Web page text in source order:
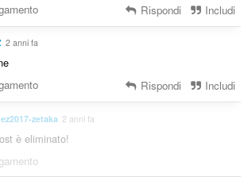
Rispondi Includi
2 anni fa
Rispondi Includi
zetaka 2 anni fa
è eliminato!